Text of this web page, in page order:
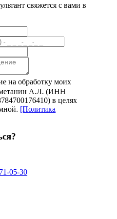
свяжется с вами в
на обработку моих
А.Л. (ИНН
в целях
[Политика
05-30